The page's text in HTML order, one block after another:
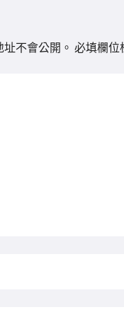
不會公開。 必填欄位